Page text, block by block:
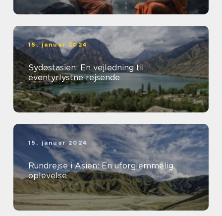
15. januar 2024
Sydøstasien: En vejledning til
eventyrlystne rejsende
15. januar 2024
Rundrejse i Asien: En uforglemmelig
oplevelse